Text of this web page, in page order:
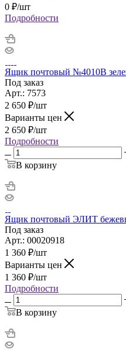
0 ₽/шт
Подробности
Ящик почтовый №4010В
Под заказ
Арт.: 7573
2 650 ₽/шт
Варианты цен
2 650 ₽/шт
Подробности
В корзину
Ящик почтовый ЭЛИТ
Под заказ
Арт.: 00020918
1 360 ₽/шт
Варианты цен
1 360 ₽/шт
Подробности
В корзину